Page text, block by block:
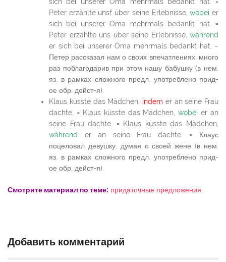
sich bei unserer Oma mehrmals bedankt hat. =
Peter erzählte unsf über seine Erlebnisse,wobei er
sich bei unserer Oma mehrmals bedankt hat. =
Peter erzählte uns über seine Erlebnisse, während
er sich bei unserer Oma mehrmals bedankt hat. –
Петер рассказал нам о своих впечатлениях, много
раз поблагодарив при этом нашу бабушку (в нем.
яз. в рамках сложного предл. употреблено прид-
ое обр. дейст-я).
Klaus küsste das Mädchen, indem er an seine Frau
dachte. = Klaus küsste das Mädchen,wobei er an
seine Frau dachte. = Klaus küsste das Mädchen,
während er an seine Frau dachte. = Клаус
поцеловал девушку, думая о своей жене (в нем.
яз. в рамках сложного предл. употреблено прид-
ое обр. дейст-я).
Смотрите материал по теме: придаточные предложения.
Добавить комментарий